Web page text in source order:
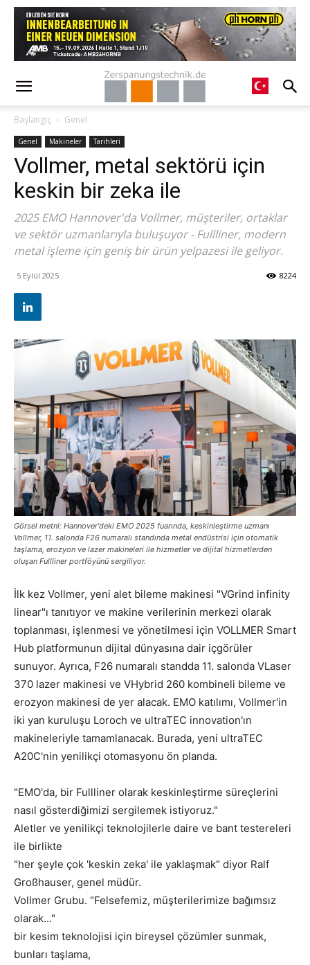
Başlangıç Genel
Genel Makineler Tarihleri
Vollmer, metal sektörü için
keskin bir zeka ile
2025 EMO Hannover'da Vollmer, müşteriler, ortaklar
ve sektör uzmanlarıyla buluşuyor - Fullliner, modern
metal işleme için geniş bir ürün yelpazesi ile geliyor.
5 Eylül 2025 8224
Görsel metni: Hannover'deki EMO 2025 fuarında, keskinleştirme uzmanı
Vollmer, 11. salonda F26 numaralı standında metal endüstrisi için otomatik
taşlama, erozyon ve lazer makineleri ile hizmetler ve dijital hizmetlerden
oluşan Fullliner portföyünü sergiliyor.
İlk kez Vollmer, yeni alet bileme makinesi "VGrind infinity
linear"ı tanıtıyor ve makine verilerinin merkezi olarak
toplanması, işlenmesi ve yönetilmesi için VOLLMER Smart
Hub platformunun dijital dünyasına dair içgörüler
sunuyor. Ayrıca, F26 numaralı standda 11. salonda VLaser
370 lazer makinesi ve VHybrid 260 kombineli bileme ve
erozyon makinesi de yer alacak. EMO katılımı, Vollmer'in
iki yan kuruluşu Loroch ve ultraTEC innovation'ın
makineleriyle tamamlanacak. Burada, yeni ultraTEC
A20C'nin yenilikçi otomasyonu ön planda.
"EMO'da, bir Fullliner olarak keskinleştirme süreçlerini
nasıl gösterdiğimizi sergilemek istiyoruz."
Aletler ve yenilikçi teknolojilerle daire ve bant testereleri
ile birlikte
"her şeyle çok 'keskin zeka' ile yaklaşmak" diyor Ralf
Großhauser, genel müdür.
Vollmer Grubu. "Felsefemiz, müşterilerimize bağımsız
olarak..."
bir kesim teknolojisi için bireysel çözümler sunmak,
bunları taşlama,